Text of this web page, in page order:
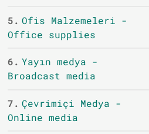
5. Ofis Malzemeleri -
Office supplies
6. Yayın medya -
Broadcast media
7. Çevrimiçi Medya -
Online media